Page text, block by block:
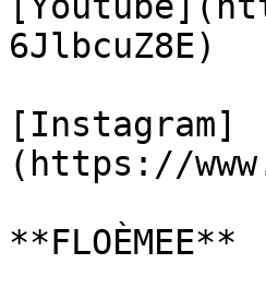
6JlbcuZ8E)
[Instagram]
(https://
**FLOÈMEE**